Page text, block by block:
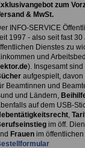
zum
& MwSt.
INFO-SERVICE
1997 - also seit fast
Dienstes zu
und
). Insgesamt
aufgespielt, davon
Beamtinnen und
und Ländern,
auf dem USB-
,
im öff.
Frauenim